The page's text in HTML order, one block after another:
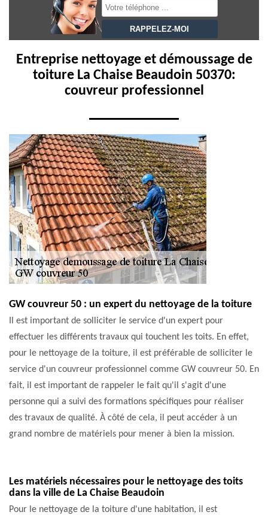
Entreprise nettoyage et démoussage de
toiture La Chaise Beaudoin 50370:
couvreur professionnel
GW couvreur 50 : un expert du nettoyage de la toiture
Il est important de solliciter le service d'un expert pour
effectuer les différents travaux qui touchent les toits. En effet,
pour le nettoyage de la toiture, il est préférable de solliciter le
service d'un couvreur professionnel comme GW couvreur 50. En
fait, il est important de rappeler le fait qu'il s'agit d'une
personne qui a suivi des formations spécifiques pour réaliser
des travaux de qualité. À côté de cela, il peut accéder à un
grand nombre de matériels pour mener à bien la mission.
Les matériels nécessaires pour le nettoyage des toits
dans la ville de La Chaise Beaudoin
Pour le nettoyage de la toiture d'une habitation, il est